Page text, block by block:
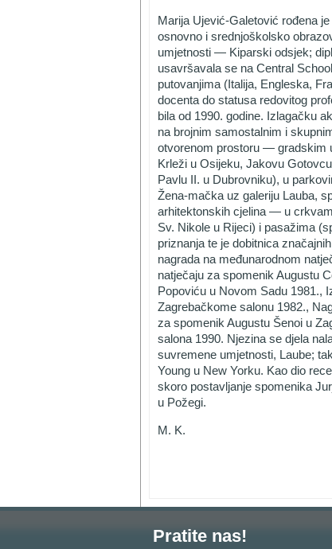
Marija Ujević-Galetović rođena
osnovno i srednjoškolsko
umjetnosti — Kiparski odsjek;
usavršavala se na Central
putovanjima (Italija, Engleska,
docenta do statusa redovitog
bila od 1990. godine. Izlagačku
na brojnim samostalnim i
otvorenom prostoru — gradskim
Krleži u Osijeku, Jakovu
Pavlu II. u Dubrovniku), u
Žena-mačka uz galeriju Lauba,
arhitektonskih cjelina — u
Sv. Nikole u Rijeci) i pasažima
priznanja te je dobitnica
nagrada na međunarodnom
natječaju za spomenik Augustu
Popoviću u Novom Sadu 1981.,
Zagrebačkome salonu 1982.,
za spomenik Augustu Šenoi u
salona 1990. Njezina se djela
suvremene umjetnosti, Laube;
Young u New Yorku. Kao dio
skoro postavljanje spomenika
u Požegi.
M. K.
Pratite nas!